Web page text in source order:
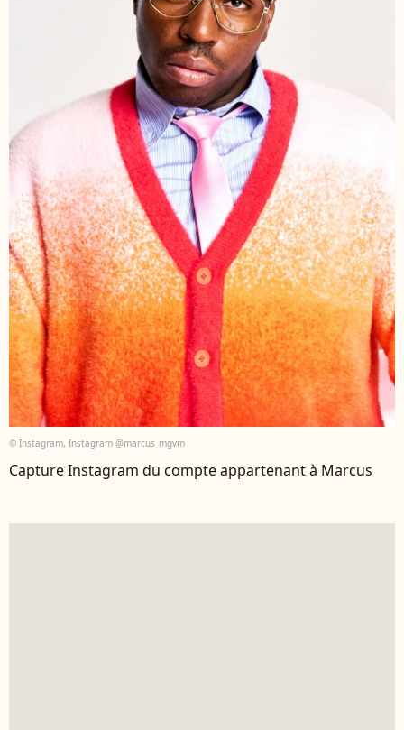
© Instagram, Instagram @marcus_mgvm
Capture Instagram du compte appartenant à Marcus